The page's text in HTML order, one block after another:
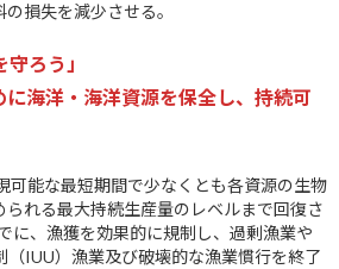
損失を減少させる。
ろう」
海洋・海洋資源を保全し、持続可
可能な最短期間で少なくとも各資源の生物
られる最大持続生産量のレベルまで回復さ
に、漁獲を効果的に規制し、過剰漁業や
（IUU）漁業及び破壊的な漁業慣行を終了